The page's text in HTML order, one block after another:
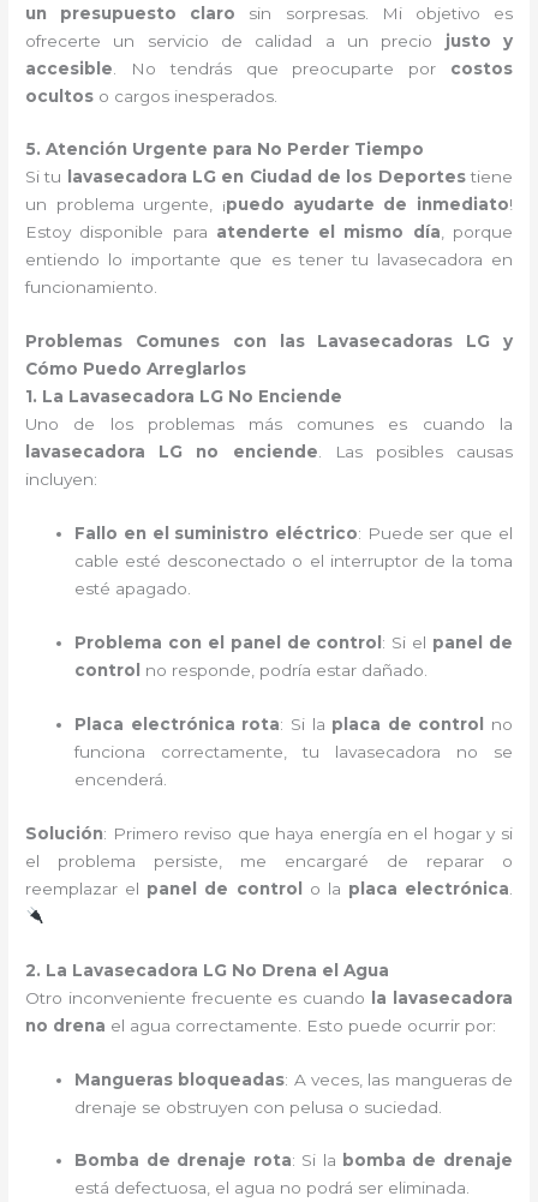
un presupuesto claro sin sorpresas. Mi objetivo es
ofrecerte un servicio de calidad a un precio justo y
accesible . No tendrás que preocuparte por costos
ocultos o cargos inesperados.
5. Atención Urgente para No Perder Tiempo
Si tu
lavasecadora LG en Ciudad de los Deportestiene
un problema urgente, ¡puedo ayudarte de inmediato!
Estoy disponible para atenderte el mismo día, porque
entiendo lo importante que es tener tu lavasecadora en
funcionamiento.
Problemas Comunes con las Lavasecadoras LG y
Cómo Puedo Arreglarlos
1. La Lavasecadora LG No Enciende
Uno de los problemas más comunes es cuando la
lavasecadora LG no enciende. Las posibles causas
incluyen:
Fallo en el suministro eléctrico: Puede ser que el
cable esté desconectado o el interruptor de la toma
esté apagado.
Problema con el panel de control : Si el panel de
control
no responde, podría estar dañado.
Placa electrónica rota: Si la placa de control
no
funciona correctamente, tu lavasecadora no se
encenderá.
Solución: Primero reviso que haya energía en el hogar y si
el problema persiste, me encargaré de reparar o
reemplazar el panel de control o la placa electrónica
2. La Lavasecadora LG No Drena el Agua
Otro inconveniente frecuente es cuando
la lavasecadora
no drena el agua correctamente. Esto puede ocurrir por:
Mangueras bloqueadas: A veces, las mangueras de
drenaje se obstruyen con pelusa o suciedad.
Bomba de drenaje rota: Si la bomba de drenaje
está defectuosa, el agua no podrá ser eliminada.